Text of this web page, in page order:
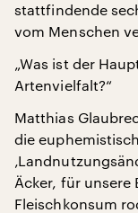
stattfindende
vom Menschen
„Was ist der
Artenvielfalt?“
Matthias
die
Äcker, für unsere
Fleischkonsum